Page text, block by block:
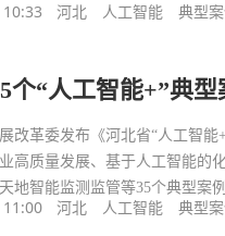
河北 人工智能 典型
个“人工智能+”典型
改革委发布《河北省“人工智
高质量发展、基于人工智能的
地智能监测监管等35个典型案
河北 人工智能 典型